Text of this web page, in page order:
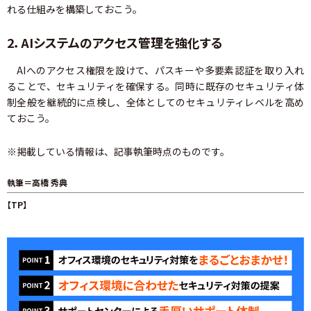
れる仕組みを構築しておこう。
2．AIシステムのアクセス管理を強化する
AIへのアクセス権限を設けて、パスキーや多要素認証を取り入れ
ることで、セキュリティを確保する。同時に既存のセキュリティ体
制全般を継続的に点検し、全体としてのセキュリティレベルを高め
ておこう。
※掲載している情報は、記事執筆時点のものです。
執筆＝高橋 秀典
【TP】